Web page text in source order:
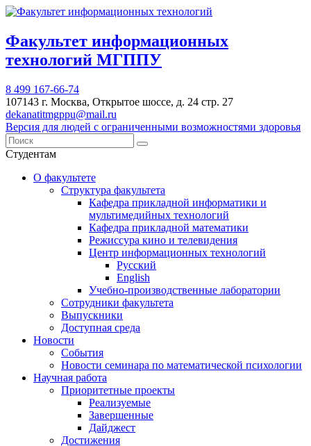
Факультет информационных
технологий МГППУ
8 499 167-66-74
107143 г. Москва, Открытое шоссе, д. 24 стр. 27
dekanatitmgppu@mail.ru
Версия для людей с ограниченными возможностями здоровья
Студентам
О факультете
Структура факультета
Кафедра прикладной информатики и
мультимедийных технологий
Кафедра прикладной математики
Режиссура кино и телевидения
Центр информационных технологий
Русский
English
Учебно-производственные лаборатории
Сотрудники факультета
Выпускники
Доступная среда
Новости
События
Новости семинара по математической психологии
Научная работа
Приоритетные проекты
Реализуемые
Завершенные
Дайджест
Достижения